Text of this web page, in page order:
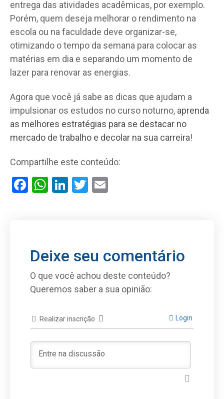
entrega das atividades acadêmicas, por exemplo.
Porém, quem deseja melhorar o rendimento na
escola ou na faculdade deve organizar-se,
otimizando o tempo da semana para colocar as
matérias em dia e separando um momento de
lazer para renovar as energias.
Agora que você já sabe as dicas que ajudam a
impulsionar os estudos no curso noturno, aprenda
as melhores estratégias para se destacar no
mercado de trabalho e decolar na sua carreira!
Compartilhe este conteúdo:
Facebook
WhatsApp
LinkedIn
Twitter
Deixe seu comentário
O que você achou deste conteúdo?
Queremos saber a sua opinião:
Realizar inscrição Login